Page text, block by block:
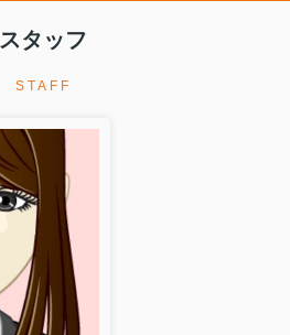
スタッフ
STAFF